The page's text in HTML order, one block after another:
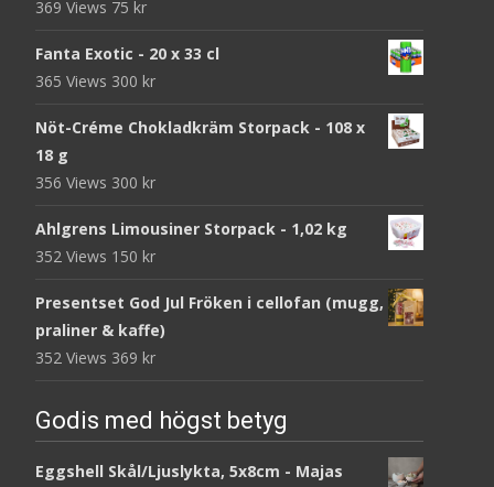
369 Views 75 kr
Fanta Exotic - 20 x 33 cl
365 Views 300 kr
Nöt-Créme Chokladkräm Storpack - 108 x
18 g
356 Views 300 kr
Ahlgrens Limousiner Storpack - 1,02 kg
352 Views 150 kr
Presentset God Jul Fröken i cellofan (mugg,
praliner & kaffe)
352 Views 369 kr
Godis med högst betyg
Eggshell Skål/Ljuslykta, 5x8cm - Majas